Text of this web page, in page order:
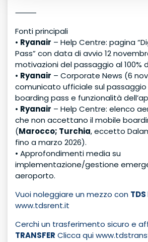
⸻
Fonti principali
• Ryanair – Help Centre: pagina
Pass” con data di avvio 12
motivazioni del passaggio al 100%
• Ryanair – Corporate News (6
comunicato ufficiale sul
boarding pass e funzionalità
• Ryanair – Help Centre: elenco
che non accettano il mobile
(Marocco; Turchia, eccetto
fino a marzo 2026).
• Approfondimenti media su
implementazione/gestione
aeroporto.
Vuoi noleggiare un mezzo con TDS
www.tdsrent.it
Cerchi un trasferimento sicuro e
TRANSFER Clicca qui